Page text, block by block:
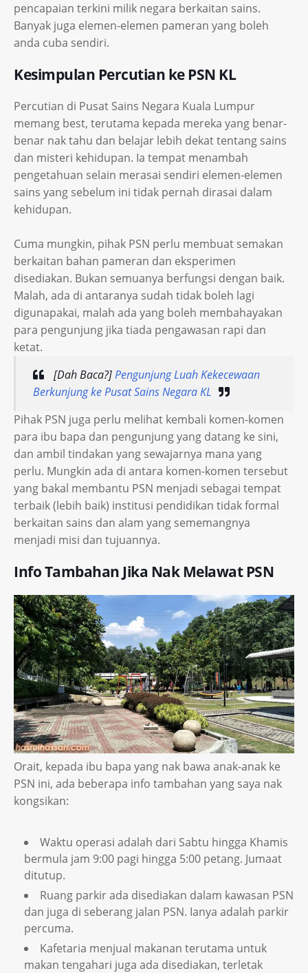
pencapaian terkini milik negara berkaitan sains.
Banyak juga elemen-elemen pameran yang boleh
anda cuba sendiri.
Kesimpulan Percutian ke PSN KL
Percutian di Pusat Sains Negara Kuala Lumpur
memang best, terutama kepada mereka yang benar-
benar nak tahu dan belajar lebih dekat tentang sains
dan misteri kehidupan. Ia tempat menambah
pengetahuan selain merasai sendiri elemen-elemen
sains yang sebelum ini tidak pernah dirasai dalam
kehidupan.
Cuma mungkin, pihak PSN perlu membuat semakan
berkaitan bahan pameran dan eksperimen
disediakan. Bukan semuanya berfungsi dengan baik.
Malah, ada di antaranya sudah tidak boleh lagi
digunapakai, malah ada yang boleh membahayakan
para pengunjung jika tiada pengawasan rapi dan
ketat.
[Dah Baca?]Pengunjung Luah Kekecewaan
Berkunjung ke Pusat Sains Negara KL
Pihak PSN juga perlu melihat kembali komen-komen
para ibu bapa dan pengunjung yang datang ke sini,
dan ambil tindakan yang sewajarnya mana yang
perlu. Mungkin ada di antara komen-komen tersebut
yang bakal membantu PSN menjadi sebagai tempat
terbaik (lebih baik) institusi pendidikan tidak formal
berkaitan sains dan alam yang sememangnya
menjadi misi dan tujuannya.
Info Tambahan Jika Nak Melawat PSN
Orait, kepada ibu bapa yang nak bawa anak-anak ke
PSN ini, ada beberapa info tambahan yang saya nak
kongsikan:
Waktu operasi adalah dari Sabtu hingga Khamis
bermula jam 9:00 pagi hingga 5:00 petang. Jumaat
ditutup.
Ruang parkir ada disediakan dalam kawasan PSN
dan juga di seberang jalan PSN. Ianya adalah parkir
percuma.
Kafetaria menjual makanan terutama untuk
makan tengahari juga ada disediakan, terletak